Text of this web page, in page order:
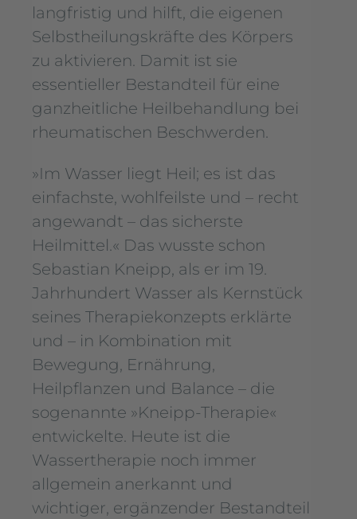
langfristig und hilft, die eigenen
Selbstheilungskräfte des Körpers
zu aktivieren. Damit ist sie
essentieller Bestandteil für eine
ganzheitliche Heilbehandlung bei
rheumatischen Beschwerden.
»Im Wasser liegt Heil; es ist das
einfachste, wohlfeilste und – recht
angewandt – das sicherste
Heilmittel.« Das wusste schon
Sebastian Kneipp, als er im 19.
Jahrhundert Wasser als Kernstück
seines Therapiekonzepts erklärte
und – in Kombination mit
Bewegung, Ernährung,
Heilpflanzen und Balance – die
sogenannte »Kneipp-Therapie«
entwickelte. Heute ist die
Wassertherapie noch immer
allgemein anerkannt und
wichtiger, ergänzender Bestandteil